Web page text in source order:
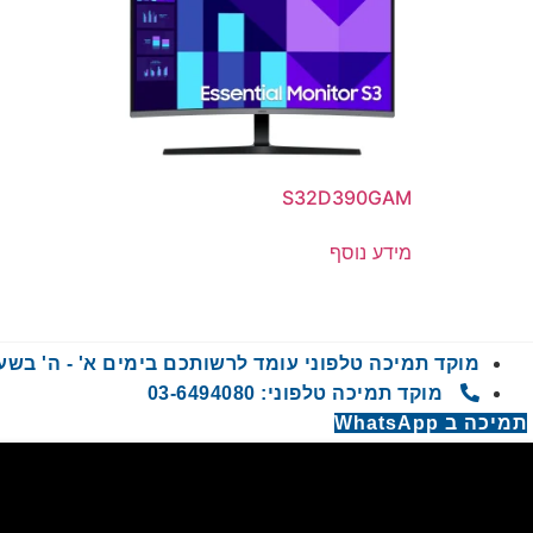
S32D390GAM
מידע נוסף
מוקד תמיכה טלפוני עומד לרשותכם בימים א' - ה' בשעות 9:00 -
מוקד תמיכה טלפוני: 03-6494080
תמיכה ב WhatsApp